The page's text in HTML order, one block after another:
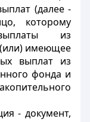
(далее -
которому
из
имеющее
выплат из
фонда и
- документ,